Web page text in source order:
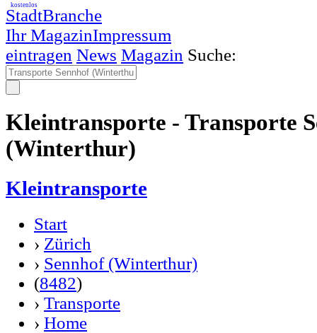
StadtBranche
Ihr MagazinImpressum
kostenlos
eintragen News Magazin Suche:
Kleintransporte - Transporte
(Winterthur)
Kleintransporte
Start
› Zürich
› Sennhof (Winterthur)
(8482)
› Transporte
› Home